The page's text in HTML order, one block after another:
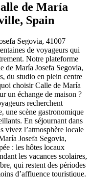
de María
Spain
Segovia, 41007
de voyageurs qui
Notre plateforme
de María Josefa Segovia,
du studio en plein centre
choisir Calle de María
un échange de maison ?
recherchent
une scène gastronomique
En séjournant dans
vivez l’atmosphère locale
Josefa Segovia,
: les hôtes locaux
les vacances scolaires,
qui restent des périodes
d’affluence touristique.